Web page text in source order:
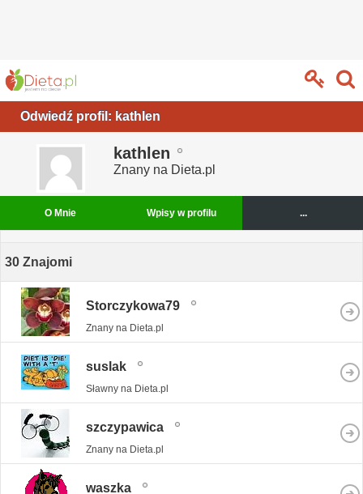
Odwiedź profil: kathlen
kathlen
Znany na Dieta.pl
O Mnie Wpisy w profilu ...
30 Znajomi
Storczykowa79
Znany na Dieta.pl
suslak
Sławny na Dieta.pl
szczypawica
Znany na Dieta.pl
waszka